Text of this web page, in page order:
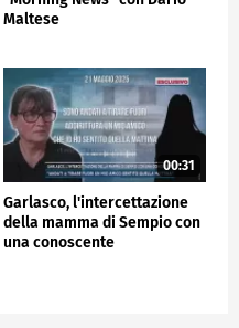
Maltese
00:31
Garlasco, l'intercettazione
della mamma di Sempio con
una conoscente